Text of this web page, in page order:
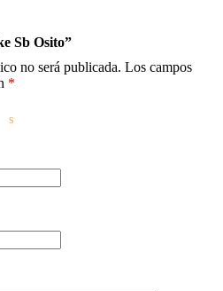
Sb Osito”
no será publicada. Los campos
*